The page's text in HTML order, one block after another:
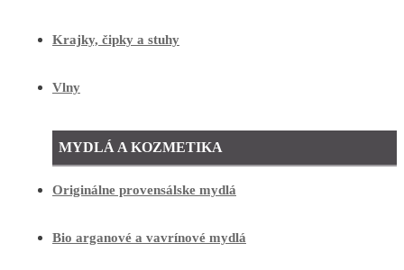
Krajky, čipky a stuhy
Vlny
MYDLÁ A KOZMETIKA
Originálne provensálske mydlá
Bio arganové a vavrínové mydlá